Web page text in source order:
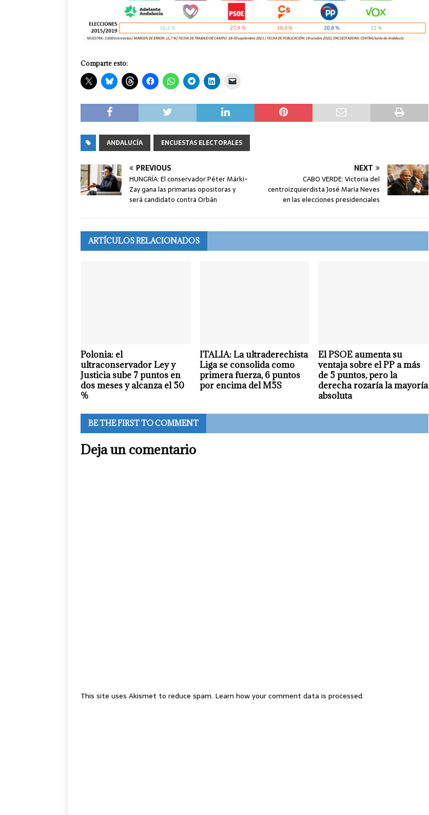
Comparte esto:
ANDALUCÍA ENCUESTAS ELECTORALES
PREVIOUS
HUNGRÍA: El conservador Péter Márki-
Zay gana las primarias opositoras y
será candidato contra Orbán
NEXT
CABO VERDE: Victoria del
centroizquierdista José Maria Neves
en las elecciones presidenciales
ARTÍCULOS RELACIONADOS
Polonia: el
ultraconservador Ley y
Justicia sube 7 puntos en
dos meses y alcanza el 50
%
ITALIA: La ultraderechista
Liga se consolida como
primera fuerza, 6 puntos
por encima del M5S
El PSOE aumenta su
ventaja sobre el PP a más
de 5 puntos, pero la
derecha rozaría la mayoría
absoluta
BE THE FIRST TO COMMENT
Deja un comentario
This site uses Akismet to reduce spam. Learn how your comment data is processed.